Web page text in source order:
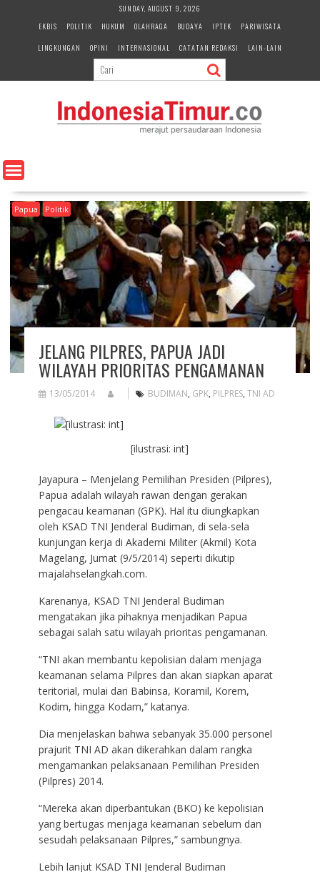
e
n
SUNDAY, AUGUST 9, 2026
EKBIS
POLITIK HUKUM OLAHRAGA BUDAYA IPTEK
PARIWISATA
LINGKUNGAN
OPINI INTERNASIONAL CATATAN REDAKSI LAIN-LAIN
Papua Politik
JELANG PILPRES, PAPUA JADI
WILAYAH PRIORITAS PENGAMANAN
13/05/2014 BUDIMAN, GPK, PILPRES, TNI AD
[ilustrasi: int]
Jayapura – Menjelang Pemilihan Presiden (Pilpres),
Papua adalah wilayah rawan dengan gerakan
pengacau keamanan (GPK). Hal itu diungkapkan
oleh KSAD TNI Jenderal Budiman, di sela-sela
kunjungan kerja di Akademi Militer (Akmil) Kota
Magelang, Jumat (9/5/2014) seperti dikutip
majalahselangkah.com.
Karenanya, KSAD TNI Jenderal Budiman
mengatakan jika pihaknya menjadikan Papua
sebagai salah satu wilayah prioritas pengamanan.
“TNI akan membantu kepolisian dalam menjaga
keamanan selama Pilpres dan akan siapkan aparat
teritorial, mulai dari Babinsa, Koramil, Korem,
Kodim, hingga Kodam,” katanya.
Dia menjelaskan bahwa sebanyak 35.000 personel
prajurit TNI AD akan dikerahkan dalam rangka
mengamankan pelaksanaan Pemilihan Presiden
(Pilpres) 2014.
“Mereka akan diperbantukan (BKO) ke kepolisian
yang bertugas menjaga keamanan sebelum dan
sesudah pelaksanaan Pilpres,” sambungnya.
Lebih lanjut KSAD TNI Jenderal Budiman